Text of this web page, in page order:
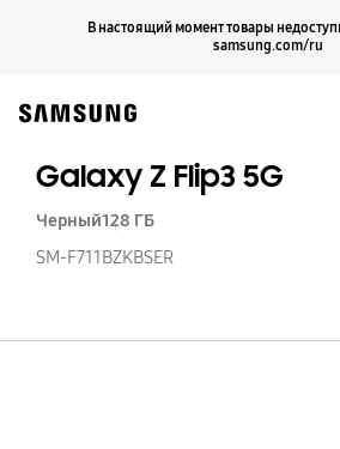
В настоящий момент товары
samsung.com/ru
Galaxy Z Flip3 5G
Черный128 ГБ
SM-F711BZKBSER